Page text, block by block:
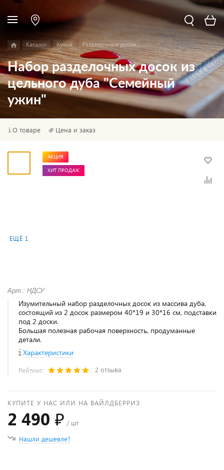
Каталог Кухня Разделочные доски
Набор разделочных досок из
цельного дуба "Семейный
ужин"
О товаре Цена и заказ
ЕЩЁ 1
АКЦИЯ
ХИТ ПРОДАЖ
Арт.: НДСУ
Изумительный набор разделочных досок из массива дуба,
состоящий из 2 досок размером 40*19 и 30*16 см, подставки
под 2 доски.
Большая полезная рабочая поверхность, продуманные
детали.
Характеристики
Рейтинг: 2 отзыва
КУПИТЕ У НАС ИЛИ НА ВАЙЛДБЕРРИЗ
2 490 ₽ / шт
Нашли дешевле?